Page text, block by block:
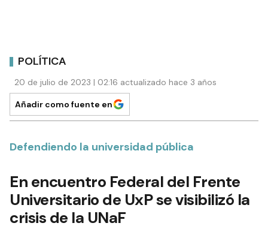
POLÍTICA
20 de julio de 2023 | 02:16 actualizado hace 3 años
Añadir como fuente en
Defendiendo la universidad pública
En encuentro Federal del Frente
Universitario de UxP se visibilizó la
crisis de la UNaF